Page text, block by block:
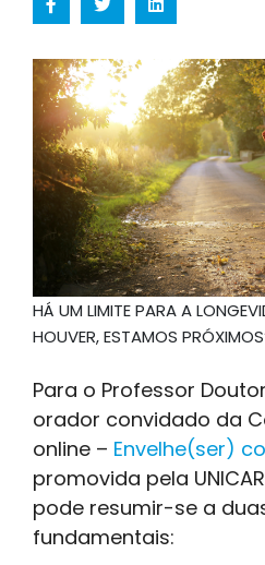
HÁ UM LIMITE PARA A
HOUVER, ESTAMOS
Para o Professor
orador convidado da
online – Envelhe(ser)
promovida pela
pode resumir-se a
fundamentais: